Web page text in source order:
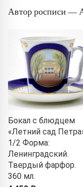
Автор росписи —
Бокал с блюдцем
«Летний сад
1/2 Форма:
Ленинградский.
Твердый фарфор.
360 мл.